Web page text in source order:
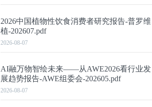
2026中国植物性饮食消费者研究报告-普罗维
植-202607.pdf
2026-08-07
AI融万物智绘未来——从AWE2026看行业发
展趋势报告-AWE组委会-202605.pdf
2026-08-07